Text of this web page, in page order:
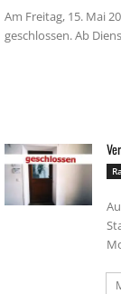
Am Freitag, 15. Mai
geschlossen. Ab